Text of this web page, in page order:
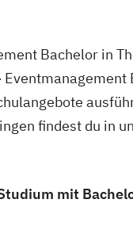
Bachelor in
findest du in
mit